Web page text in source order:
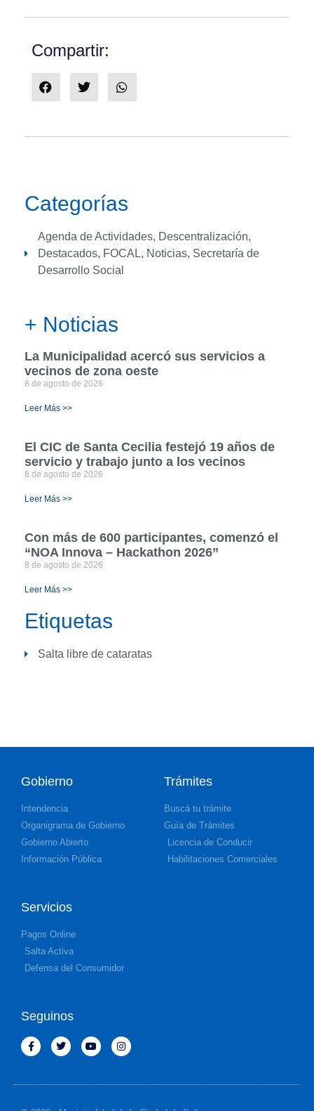
Compartir:
Categorías
Agenda de Actividades, Descentralización,
Destacados, FOCAL, Noticias, Secretaría de
Desarrollo Social
+ Noticias
La Municipalidad acercó sus servicios a
vecinos de zona oeste
8 de agosto de 2026
Leer Más >>
El CIC de Santa Cecilia festejó 19 años de
servicio y trabajo junto a los vecinos
8 de agosto de 2026
Leer Más >>
Con más de 600 participantes, comenzó el
“NOA Innova – Hackathon 2026”
8 de agosto de 2026
Leer Más >>
Etiquetas
Salta libre de cataratas
Gobierno
Intendencia
Organigrama de Gobierno
Gobierno Abierto
Información Pública
Trámites
Buscá tu trámite
Guía de Trámites
Licencia de Conducir
Habilitaciones Comerciales
Servicios
Pagos Online
Salta Activa
Defensa del Consumidor
Seguinos